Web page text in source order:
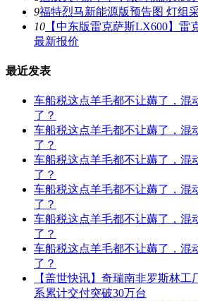
9福特烈马新能源版预告图 灯组
10 【中东版雷克萨斯LX600】雷
最新报价
最近发表
车船税这点羊毛都不让薅了，混
了？
车船税这点羊毛都不让薅了，混
了？
车船税这点羊毛都不让薅了，混
了？
车船税这点羊毛都不让薅了，混
了？
车船税这点羊毛都不让薅了，混
了？
车船税这点羊毛都不让薅了，混
了？
【盖世快讯】奇瑞南非罗斯林
系累计交付突破30万台